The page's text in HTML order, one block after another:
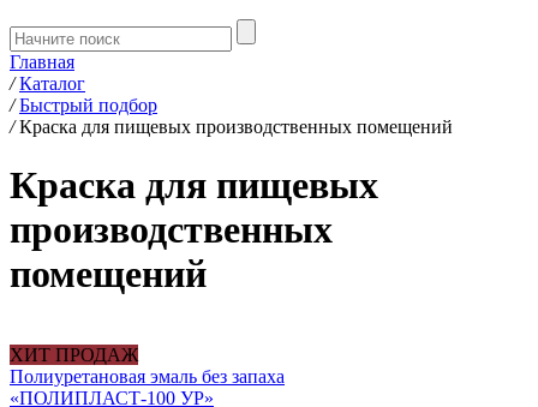
Главная
/ Каталог
/ Быстрый подбор
/ Краска для пищевых производственных помещений
Краска для пищевых
производственных
помещений
ХИТ ПРОДАЖ
Полиуретановая эмаль без запаха
«ПОЛИПЛАСТ-100 УР»